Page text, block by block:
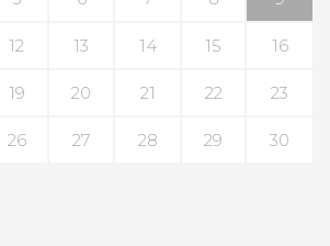
12 13 14 15 16
19 20 21 22 23
26 27 28 29 30